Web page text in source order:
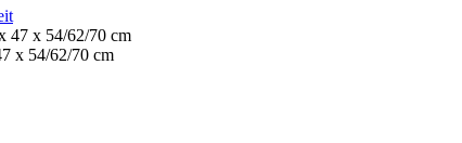
x 54/62/70 cm